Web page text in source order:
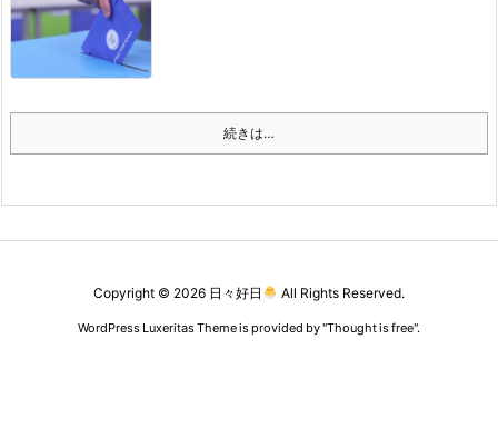
続きは…
Copyright © 2026 日々好日 All Rights Reserved.
WordPress Luxeritas Theme is provided by "Thought is free".